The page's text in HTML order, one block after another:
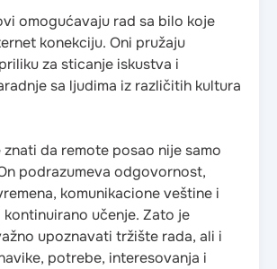
omogućavaju rad sa bilo koje
konekciju. Oni pružaju
za sticanje iskustva i
sa ljudima iz različitih kultura
znati da remote posao nije samo
podrazumeva odgovornost,
komunikacione veštine i
kontinuirano učenje. Zato je
upoznavati tržište rada, ali i
potrebe, interesovanja i